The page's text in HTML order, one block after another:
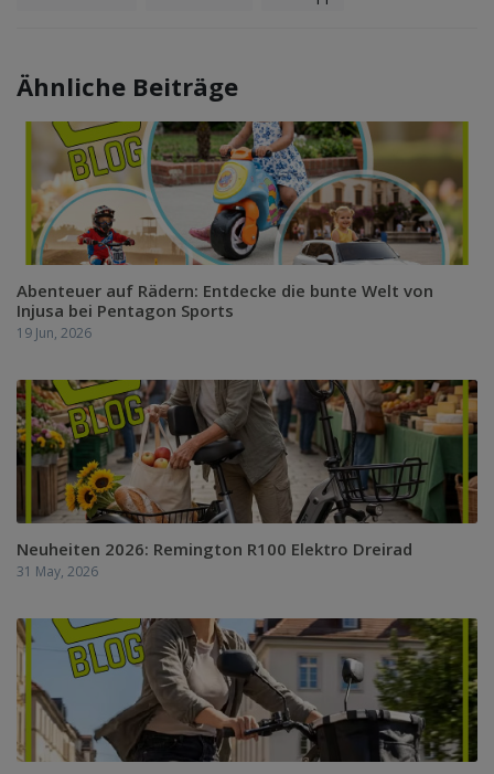
Ähnliche Beiträge
Abenteuer auf Rädern: Entdecke die bunte Welt von
Injusa bei Pentagon Sports
19 Jun, 2026
Neuheiten 2026: Remington R100 Elektro Dreirad
31 May, 2026